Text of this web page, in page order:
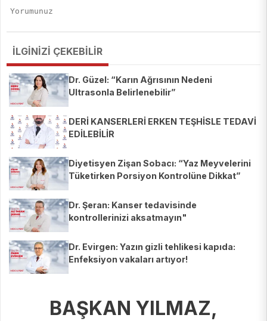
İLGİNİZİ ÇEKEBİLİR
Dr. Güzel: “Karın Ağrısının Nedeni
Ultrasonla Belirlenebilir”
DERİ KANSERLERİ ERKEN TEŞHİSLE TEDAVİ
EDİLEBİLİR
Diyetisyen Zişan Sobacı: “Yaz Meyvelerini
Tüketirken Porsiyon Kontrolüne Dikkat”
Dr. Şeran: Kanser tedavisinde
kontrollerinizi aksatmayın"
Dr. Evirgen: Yazın gizli tehlikesi kapıda:
Enfeksiyon vakaları artıyor!
BAŞKAN YILMAZ,